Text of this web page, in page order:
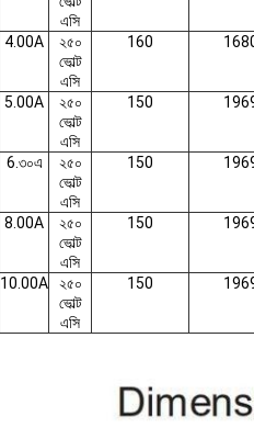
এসি
4.00A
২৫০
ভোল্ট
এসি
160
5.00A
২৫০
ভোল্ট
এসি
150
6.৩০এ
২৫০
ভোল্ট
এসি
150
8.00A
২৫০
ভোল্ট
এসি
150
10.00A
২৫০
ভোল্ট
এসি
150